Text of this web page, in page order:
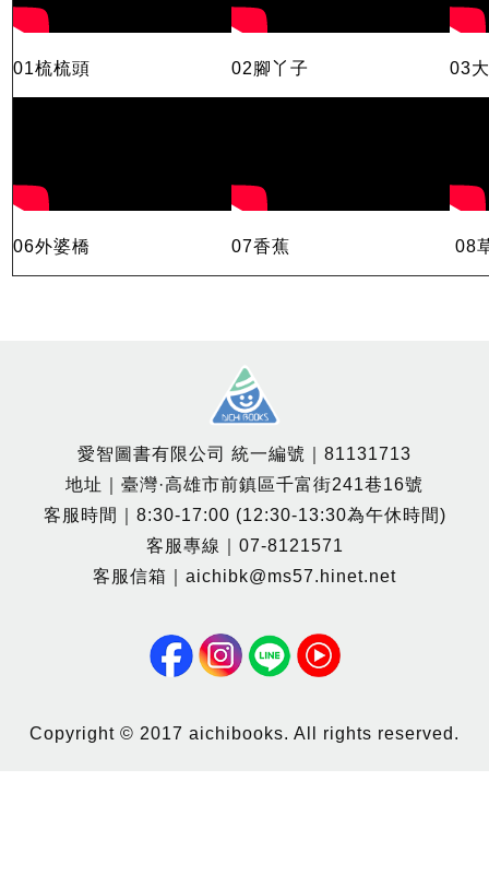
01梳梳頭 02腳丫子 03
06外婆橋 07香蕉 08
愛智圖書有限公司 統一編號｜81131713
地址｜臺灣·高雄市前鎮區千富街241巷16號
客服時間｜8:30-17:00 (12:30-13:30為午休時間)
客服專線｜07-8121571
客服信箱｜aichibk@ms57.hinet.net
Copyright © 2017 aichibooks. All rights reserved.